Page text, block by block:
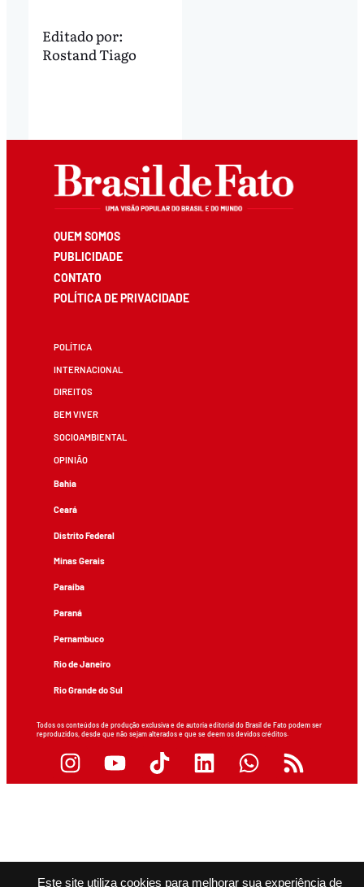
Este site utiliza cookies para melhorar sua experiência de
Editado por:
Rostand Tiago
QUEM SOMOS
PUBLICIDADE
CONTATO
POLÍTICA DE PRIVACIDADE
POLÍTICA
INTERNACIONAL
DIREITOS
BEM VIVER
SOCIOAMBIENTAL
OPINIÃO
Bahia
Ceará
Distrito Federal
Minas Gerais
Paraíba
Paraná
Pernambuco
Rio de Janeiro
Rio Grande do Sul
Todos os conteúdos de produção exclusiva e de autoria editorial do Brasil de Fato podem ser
reproduzidos, desde que não sejam alterados e que se deem os devidos créditos.